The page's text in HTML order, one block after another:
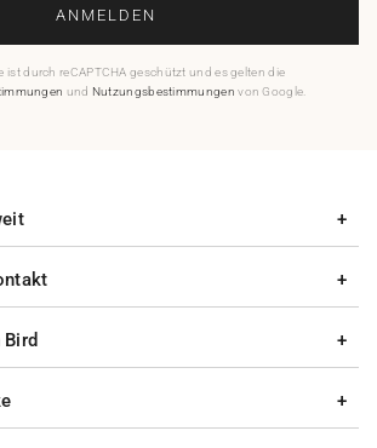
ANMELDEN
ist durch reCAPTCHA geschützt und es gelten die
und Nutzungsbestimmungen von Google.